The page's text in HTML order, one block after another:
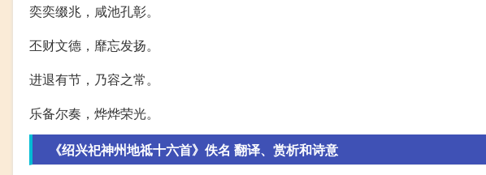
奕奕缀兆，咸池孔彰。
丕财文德，靡忘发扬。
进退有节，乃容之常。
乐备尔奏，烨烨荣光。
《绍兴祀神州地祗十六首》佚名 翻译、赏析和诗意